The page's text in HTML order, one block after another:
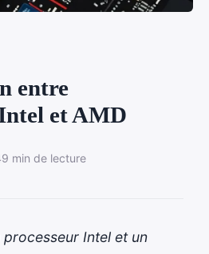
entre
et AMD
9 min de lecture
Intel et un